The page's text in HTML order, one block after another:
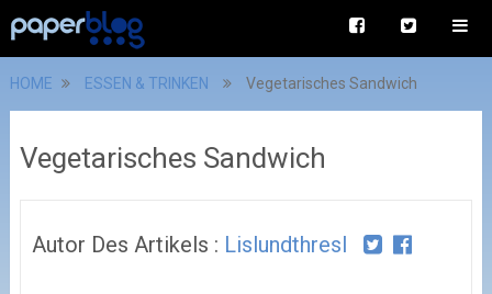
HOME ESSEN & TRINKEN Vegetarisches Sandwich
Vegetarisches Sandwich
Autor Des Artikels : Lislundthresl